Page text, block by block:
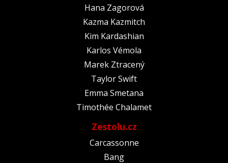
Hana Zagorová
Kazma Kazmitch
Kim Kardashian
Karlos Vémola
Marek Ztracený
Taylor Swift
Emma Smetana
Timothée Chalamet
Zestolu.cz
Carcassonne
Bang